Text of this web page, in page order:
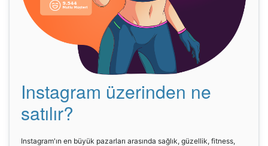
Instagram üzerinden ne
satılır?
Instagram'ın en büyük pazarları arasında sağlık, güzellik, fitness,